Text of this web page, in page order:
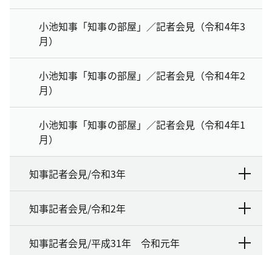
小池知事「知事の部屋」／記者会見（令和4年3
月）
小池知事「知事の部屋」／記者会見（令和4年2
月）
小池知事「知事の部屋」／記者会見（令和4年1
月）
知事記者会見/令和3年
知事記者会見/令和2年
知事記者会見/平成31年 令和元年